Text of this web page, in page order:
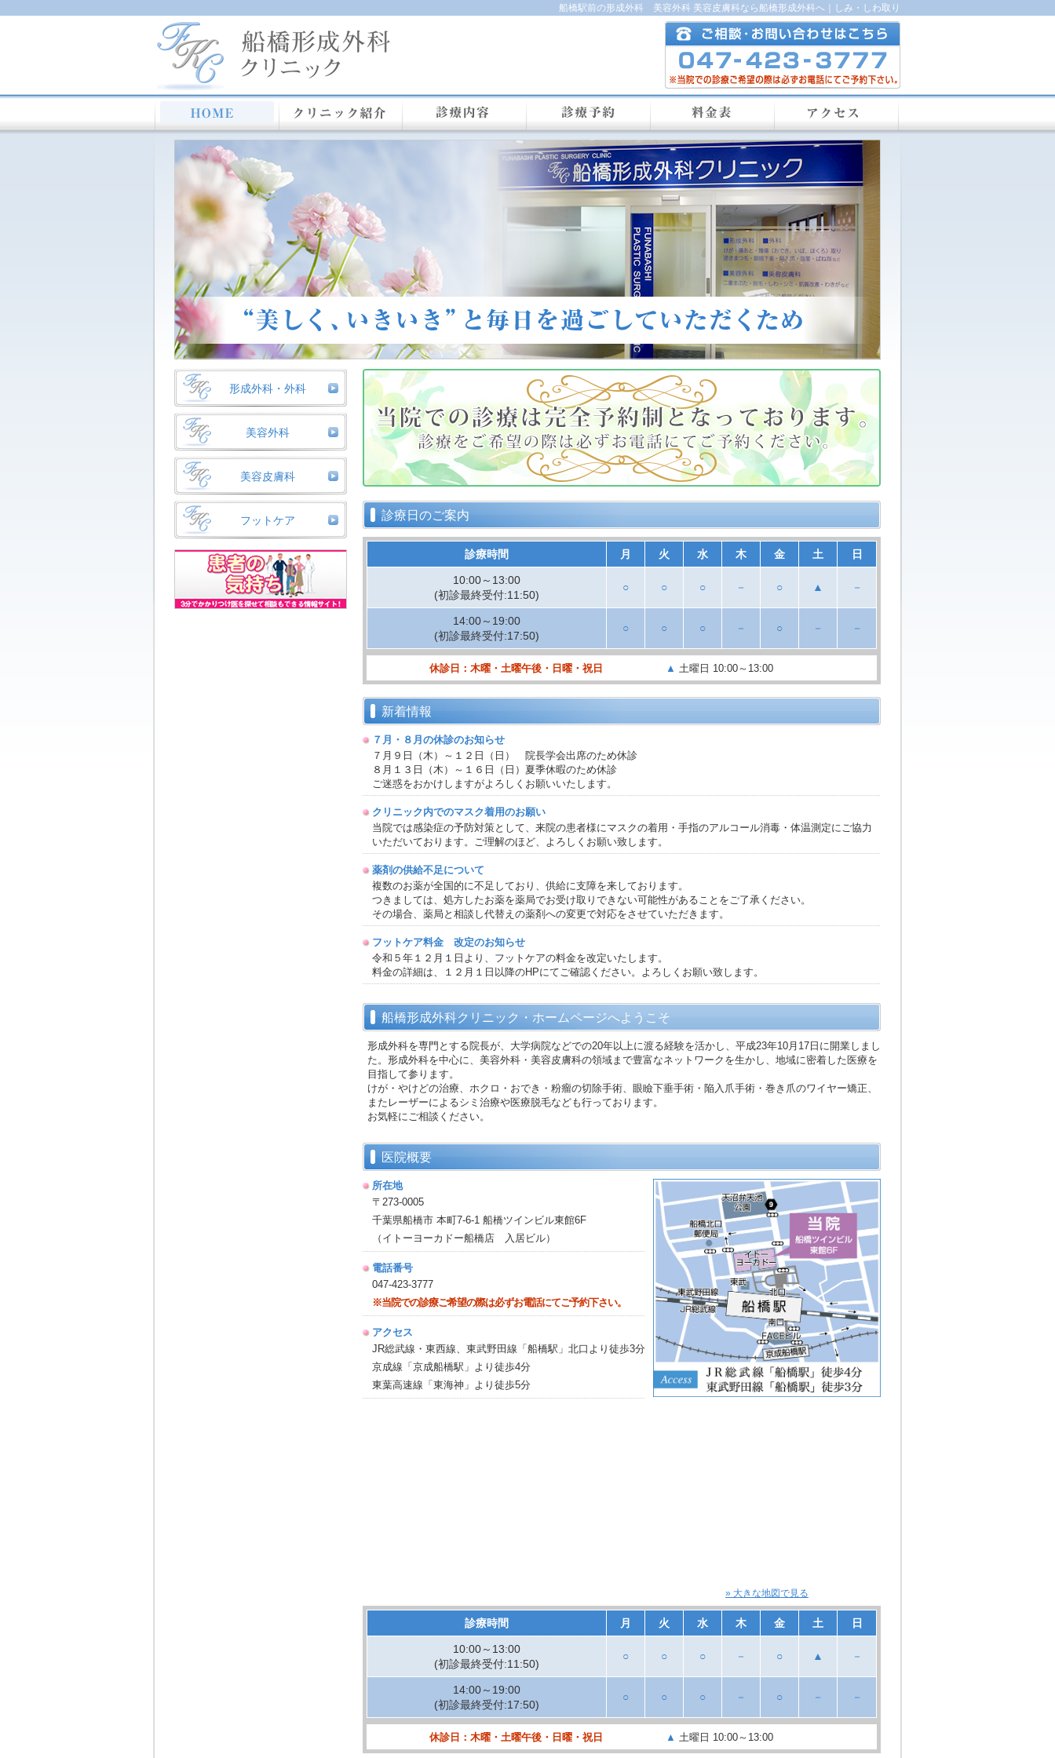
船橋駅前の形成外科 美容外科 美容皮膚科なら船橋形成外科へ｜しみ・しわ取り
診療日のご案内
診療時間 月 火 水 木 金 土 日
10:00～13:00
(初診最終受付:11:50)
○ ○ ○ － ○ ▲ －
14:00～19:00
(初診最終受付:17:50)
○ ○ ○ － ○ － －
休診日：木曜・土曜午後・日曜・祝日 ▲ 土曜日 10:00～13:00
新着情報
７月・８月の休診のお知らせ
７月９日（木）～１２日（日） 院長学会出席のため休診
８月１３日（木）～１６日（日）夏季休暇のため休診
ご迷惑をおかけしますがよろしくお願いいたします。
クリニック内でのマスク着用のお願い
当院では感染症の予防対策として、来院の患者様にマスクの着用・手指のアルコール消毒・体温測定にご協力
いただいております。ご理解のほど、よろしくお願い致します。
薬剤の供給不足について
複数のお薬が全国的に不足しており、供給に支障を来しております。
つきましては、処方したお薬を薬局でお受け取りできない可能性があることをご了承ください。
その場合、薬局と相談し代替えの薬剤への変更で対応をさせていただきます。
フットケア料金 改定のお知らせ
令和５年１２月１日より、フットケアの料金を改定いたします。
料金の詳細は、１２月１日以降のHPにてご確認ください。よろしくお願い致します。
予約のキャンセルについて
予約のキャンセルは、予約日の前診療日までにお願いいたします。
前日が休診日（木・日・祝日）の場合は、休診日の前日までにご連絡ください。
無断キャンセルが続きますと予約をお取りすることが難しくなることがありますのでご注意ください。
「電子的診療情報連携体制整備加算」「電子処方箋」について
当院は電子的診療情報連携体制を整備することで質の高い診療を実施し、オンライン資格確認によって得た情
報（受診歴・薬剤情報・特定健診情報、その他必要な情報）を医師が診察室等で確認できる体制を整備し診療
に活用します。また電子処方箋を発行しております。
「一般名処方加算」について
当院では医薬品の商品名ではなく、一般名（有効成分の名称）を記載する一般名処方を行っています。
一般名処方のメリット
＊同じ成分であれば薬価が低い薬剤（ジェネリック医薬品）の調剤が可能となり、医療費の軽減につながりま
す。
「明細書発行」について
当院では明細書を無料で発行しています。
再発行は有料となります。
ホームページ メンテナンス中
現在、ホームページメンテナンス中にて一部閲覧できない部分がございます。
不明な点は、お問い合わせください。
レントゲン撮影の中止
レントゲン機器の撤去に伴い、令和２年５月よりレントゲン撮影ができなくなりました。
診療について
船橋形成外科クリニック・ホームページへようこそ
形成外科を専門とする院長が、大学病院などでの20年以上に渡る経験を活かし、平成23年10月17日に開業しまし
た。形成外科を中心に、美容外科・美容皮膚科の領域まで豊富なネットワークを生かし、地域に密着した医療を
目指して参ります。
けが・やけどの治療、ホクロ・おでき・粉瘤の切除手術、眼瞼下垂手術・陥入爪手術・巻き爪のワイヤー矯正、
またレーザーによるシミ治療や医療脱毛なども行っております。
お気軽にご相談ください。
医院概要
所在地
〒273-0005
千葉県船橋市 本町7-6-1 船橋ツインビル東館6F
（イトーヨーカドー船橋店 入居ビル）
電話番号
047-423-3777
※当院での診療ご希望の際は必ずお電話にてご予約下さい。
アクセス
JR総武線・東西線、東武野田線「船橋駅」北口より徒歩3分
京成線「京成船橋駅」より徒歩4分
東葉高速線「東海神」より徒歩5分
» 大きな地図で見る
診療時間 月 火 水 木 金 土 日
10:00～13:00
(初診最終受付:11:50)
○ ○ ○ － ○ ▲ －
14:00～19:00
(初診最終受付:17:50)
○ ○ ○ － ○ － －
休診日：木曜・土曜午後・日曜・祝日 ▲ 土曜日 10:00～13:00
形成外科・外科
美容外科
美容皮膚科
フットケア